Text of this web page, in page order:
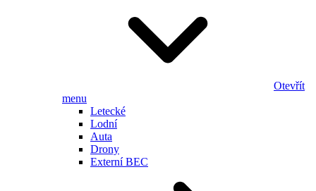
Otevřít
menu
Letecké
Lodní
Auta
Drony
Externí BEC